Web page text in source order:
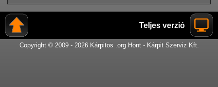
Teljes verzió
Copyright © 2009 - 2026 Kárpitos .org Hont - Kárpit Szerviz Kft.